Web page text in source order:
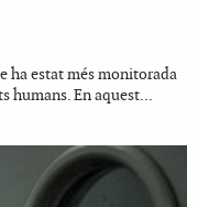
ha estat més monitorada
humans. En aquest...